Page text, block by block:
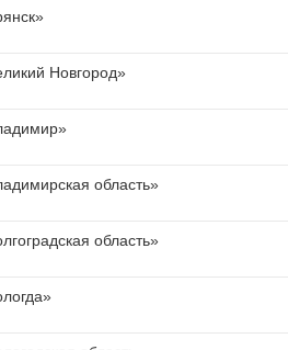
Новгород»
область»
область»